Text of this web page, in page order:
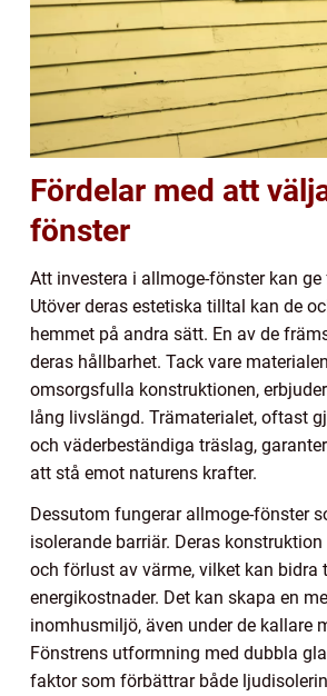
Fördelar med att
fönster
Att investera i allmoge-fönster kan ge
Utöver deras estetiska tilltal kan de
hemmet på andra sätt. En av de
deras hållbarhet. Tack vare
omsorgsfulla konstruktionen,
lång livslängd. Trämaterialet, oftast
och väderbeständiga träslag,
att stå emot naturens krafter.
Dessutom fungerar allmoge-fönster
isolerande barriär. Deras
och förlust av värme, vilket kan bidra
energikostnader. Det kan skapa en
inomhusmiljö, även under de kallare
Fönstrens utformning med dubbla
faktor som förbättrar både